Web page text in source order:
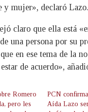
y mujer», declaró Lazo.
claro que ella está
una persona por su
en ese tema de la
de acuerdo»,
Romero
pero les
PCN
Aída Lazo